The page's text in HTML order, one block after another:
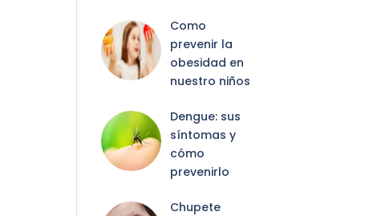
Como
prevenir la
obesidad en
nuestro niños
Dengue: sus
síntomas y
cómo
prevenirlo
Chupete